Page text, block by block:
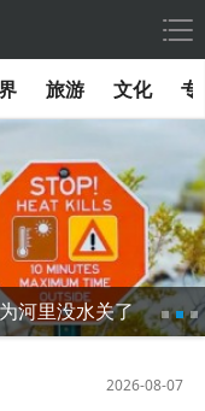
旅游 文化 专
水关了
2026-08-07